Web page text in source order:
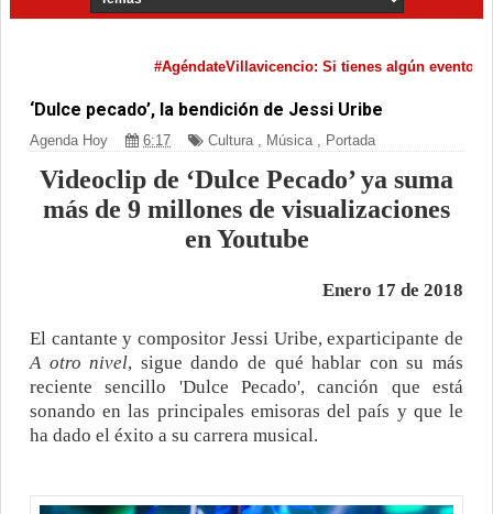
#AgéndateVillavicencio: Si tienes algún evento
‘Dulce pecado’, la bendición de Jessi Uribe
Agenda Hoy 6:17 Cultura Música Portada
Videoclip de ‘Dulce Pecado’ ya suma
más de 9 millones de visualizaciones
en Youtube
Enero 17 de 2018
El cantante y compositor Jessi Uribe, exparticipante de
A otro nivel, sigue dando de qué hablar con su más
reciente sencillo 'Dulce Pecado', canción que está
sonando en las principales emisoras del país y que le
ha dado el éxito a su carrera musical.